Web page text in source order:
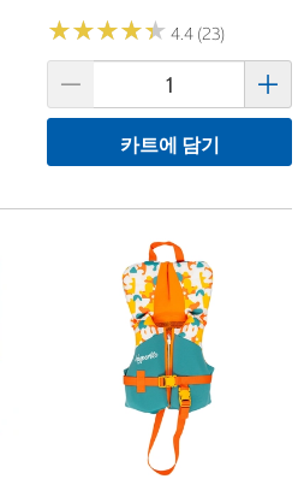
★★★★★
★★★★★ 4.4 (23)
카트에 담기